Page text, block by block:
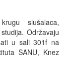
slušalaca,
Održavaju
u sali 301f na
SANU, Knez